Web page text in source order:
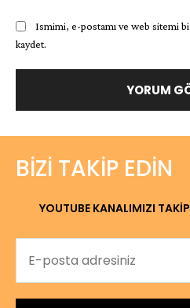
Ismimi, e-postamı ve web sitemi
kaydet.
BIZI TAKIP EDIN
YOUTUBE KANALIMIZI